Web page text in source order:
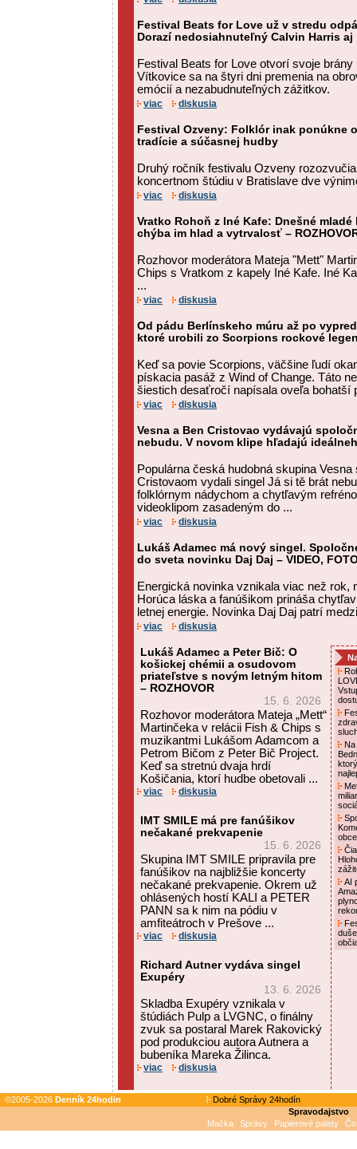
Festival Beats for Love už v stredu
Dorazí nedosiahnuteľný Calvin Harris
Festival Beats for Love otvorí svoje
Vítkovice sa na štyri dni premenia na
emócií a nezabudnuteľných zážitkov.
viac diskusia
Festival Ozveny: Folklór inak ponúkne
tradície a súčasnej hudby
Druhý ročník festivalu Ozveny
koncertnom štúdiu v Bratislave dve
viac diskusia
Vratko Rohoň z Iné Kafe: Dnešné
chýba im hlad a vytrvalosť –
Rozhovor moderátora Mateja "Mett"
Chips s Vratkom z kapely Iné Kafe. Iné
...
viac diskusia
Od pádu Berlínskeho múru až po
ktoré urobili zo Scorpions rockové
Keď sa povie Scorpions, väčšine ľudí
pískacia pasáž z Wind of Change. Táto
šiestich desaťročí napísala oveľa bohatší
viac diskusia
Vesna a Ben Cristovao vydávajú
nebudu. V novom klipe hľadajú
Populárna česká hudobná skupina
Cristovaom vydali singel Já si tě brát
folklórnym nádychom a chytľavým
videoklipom zasadeným do ...
viac diskusia
Lukáš Adamec má nový singel.
do sveta novinku Daj Daj – VIDEO,
Energická novinka vznikala viac než rok,
Horúca láska a fanúšikom prináša
letnej energie. Novinka Daj Daj patrí
viac diskusia
Lukáš Adamec a Peter Bič: O
košickej chémii a osudovom
priateľstve s novým letným hitom
– ROZHOVOR
15. 6. 2026
Rozhovor moderátora Mateja „Mett“
Martinčeka v relácii Fish & Chips s
muzikantmi Lukášom Adamcom a
Petrom Bičom z Peter Bič Project.
Keď sa stretnú dvaja hrdí
Košičania, ktorí hudbe obetovali ...
viac diskusia
IMT SMILE má pre fanúšikov
nečakané prekvapenie
15. 6. 2026
Skupina IMT SMILE pripravila pre
fanúšikov na najbližšie koncerty
nečakané prekvapenie. Okrem už
ohlásených hostí KALI a PETER
PANN sa k nim na pódiu v
amfiteátroch v Prešove ...
viac diskusia
Richard Autner vydáva singel
Exupéry
13. 6. 2026
Skladba Exupéry vznikala v
štúdiách Pulp a LVGNC, o finálny
zvuk sa postaral Marek Rakovický
pod produkciou autora Autnera a
bubeníka Mareka Žilinca.
viac diskusia
AI
©2005-2026 Denník 24hodin
Dobré Správy 24hodín
Spravodajstvo
Mačka
Správy Papierové palety